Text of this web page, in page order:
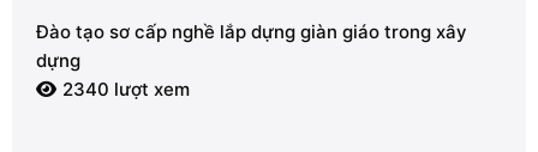
Đào tạo sơ cấp nghề lắp dựng giàn giáo trong xây
dựng
2340 lượt xem